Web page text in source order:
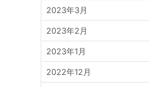
2023年3月
2023年2月
2023年1月
2022年12月